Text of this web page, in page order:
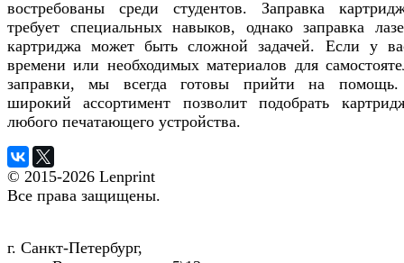
востребованы среди студентов. Заправка
требует специальных навыков, однако заправка
картриджа может быть сложной задачей. Если у
времени или необходимых материалов для
заправки, мы всегда готовы прийти на
широкий ассортимент позволит подобрать
любого печатающего устройства.
© 2015-2026 Lenprint
Все права защищены.
г. Санкт-Петербург,